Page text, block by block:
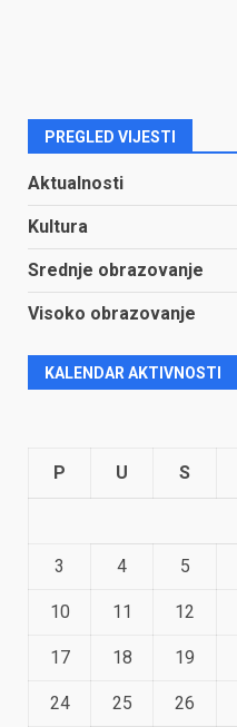
PREGLED VIJESTI
Aktualnosti
Kultura
Srednje obrazovanje
Visoko obrazovanje
KALENDAR AKTIVNOSTI
P U S
3 4 5
10 11 12
17 18 19
24 25 26